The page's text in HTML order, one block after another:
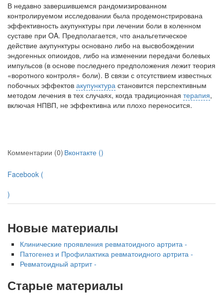
В недавно завершившемся рандомизиро­ванном
контролируемом исследовании была продемонстрирована
эффективность акупун­ктуры при лечении боли в коленном
суставе при OA. Предполагается, что анальгетическое
действие акупунктуры основано либо на вы­свобождении
эндогенных опиоидов, либо на изменении передачи болевых
импульсов (в основе последнего предположения лежит теория
«воротного контроля» боли). В связи с отсутствием известных
побочных эффектов акупунктура становится перспективным
мето­дом лечения в тех случаях, когда традицион­ная терапия,
включая НПВП, не эффективна или плохо переносится.
Комментарии (0) Вконтакте ()
Facebook (
)
Новые материалы
Клинические проявления ревматоидного артрита -
Патогенез и Профилактика ревматоидного артрита -
Ревматоидный артрит -
Старые материалы